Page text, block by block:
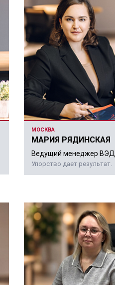
МОСКВА
МАРИЯ РЯДИНСКАЯ
Ведущий менеджер ВЭД
Упорство дает результат.